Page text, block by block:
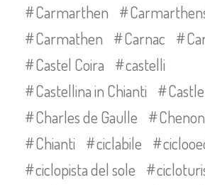
Carmarthen
Carmathen
Carnac
Castel Coira
castelli
Castellina in Chianti
Charles de Gaulle
Chianti
ciclabile
ciclopista del sole